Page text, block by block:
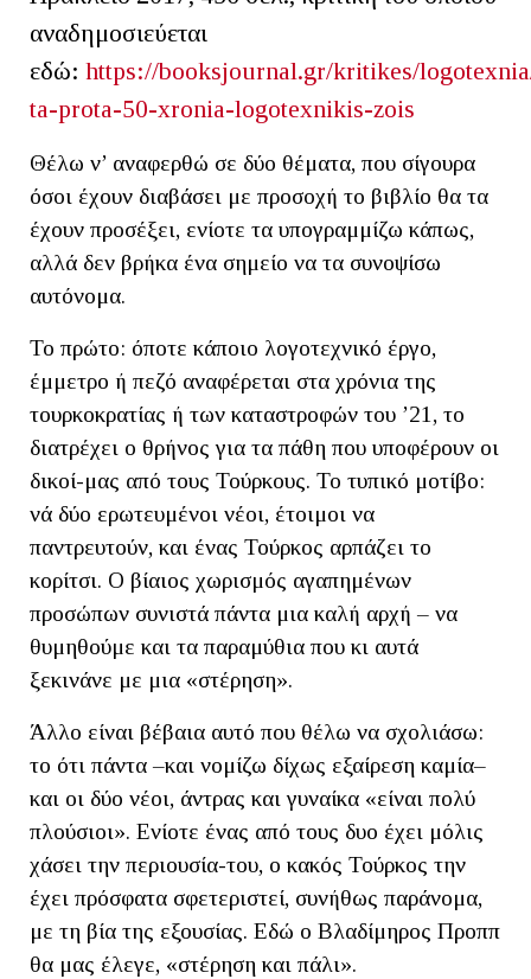
αναδημοσιεύεται
εδώ: https://booksjournal.gr/kritikes/
ta-prota-50-xronia-logotexnikis-zois
Θέλω ν’ αναφερθώ σε δύο θέματα, που σίγουρα
όσοι έχουν διαβάσει με προσοχή το βιβλίο θα τα
έχουν προσέξει, ενίοτε τα υπογραμμίζω κάπως,
αλλά δεν βρήκα ένα σημείο να τα συνοψίσω
αυτόνομα.
Το πρώτο: όποτε κάποιο λογοτεχνικό έργο,
έμμετρο ή πεζό αναφέρεται στα χρόνια της
τουρκοκρατίας ή των καταστροφών του ’21, το
διατρέχει ο θρήνος για τα πάθη που υποφέρουν οι
δικοί-μας από τους Τούρκους. Το τυπικό μοτίβο:
νά δύο ερωτευμένοι νέοι, έτοιμοι να
παντρευτούν, και ένας Τούρκος αρπάζει το
κορίτσι. Ο βίαιος χωρισμός αγαπημένων
προσώπων συνιστά πάντα μια καλή αρχή – να
θυμηθούμε και τα παραμύθια που κι αυτά
ξεκινάνε με μια «στέρηση».
Άλλο είναι βέβαια αυτό που θέλω να σχολιάσω:
το ότι πάντα –και νομίζω δίχως εξαίρεση καμία–
και οι δύο νέοι, άντρας και γυναίκα «είναι πολύ
πλούσιοι». Ενίοτε ένας από τους δυο έχει μόλις
χάσει την περιουσία-του, ο κακός Τούρκος την
έχει πρόσφατα σφετεριστεί, συνήθως παράνομα,
με τη βία της εξουσίας. Εδώ ο Βλαδίμηρος Προππ
θα μας έλεγε, «στέρηση και πάλι».